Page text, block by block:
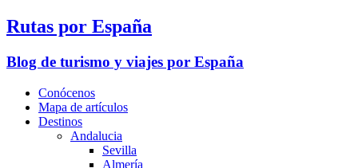
Rutas por España
Blog de turismo y viajes por España
Conócenos
Mapa de artículos
Destinos
Andalucia
Sevilla
Almería